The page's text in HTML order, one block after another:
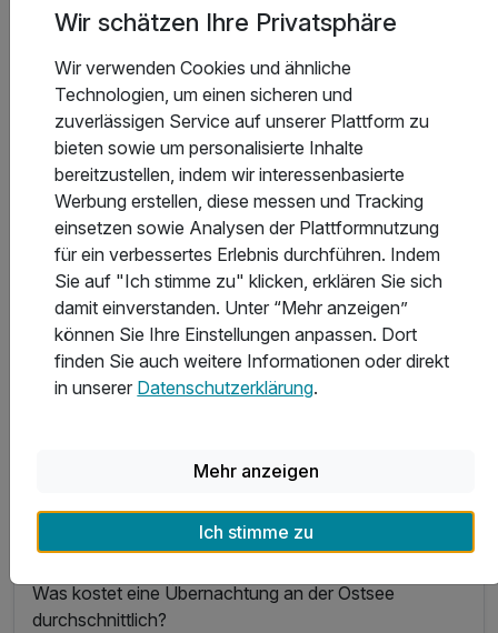
In welchem Hotel an der Ostsee kann man gut essen?
Welche Hotels an der Ostsee haben den besten
Wellnessbereich?
In welchen Hotels an der Ostsee gibt es das beste
Sport- und Freizeitangebot?
Welche Hotels an der Ostsee bieten die besten
Freizeit- und Ausflugsmöglichkeiten?
Welche Auszeichnungen haben die Hotels an der
Ostsee erhalten?
Was kostet eine Übernachtung an der Ostsee
durchschnittlich?
Wir schätzen Ihre Privatsphäre
Wir verwenden Cookies und ähnliche
Technologien, um einen sicheren und
zuverlässigen Service auf unserer Plattform zu
bieten sowie um personalisierte Inhalte
bereitzustellen, indem wir interessenbasierte
Werbung erstellen, diese messen und Tracking
einsetzen sowie Analysen der Plattformnutzung
für ein verbessertes Erlebnis durchführen. Indem
Sie auf "Ich stimme zu" klicken, erklären Sie sich
damit einverstanden. Unter “Mehr anzeigen”
können Sie Ihre Einstellungen anpassen. Dort
finden Sie auch weitere Informationen oder direkt
in unserer Datenschutzerklärung.
Mehr anzeigen
Ich stimme zu